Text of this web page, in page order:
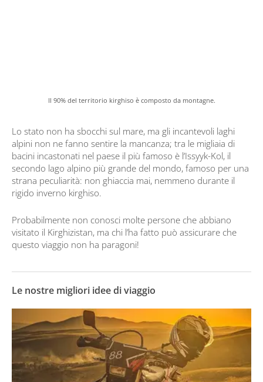
Il 90% del territorio kirghiso è composto da montagne.
Lo stato non ha sbocchi sul mare, ma gli incantevoli laghi
alpini non ne fanno sentire la mancanza; tra le migliaia di
bacini incastonati nel paese il più famoso è l’Issyyk-Kol, il
secondo lago alpino più grande del mondo, famoso per una
strana peculiarità: non ghiaccia mai, nemmeno durante il
rigido inverno kirghiso.
Probabilmente non conosci molte persone che abbiano
visitato il Kirghizistan, ma chi l’ha fatto può assicurare che
questo viaggio non ha paragoni!
Le nostre migliori idee di viaggio